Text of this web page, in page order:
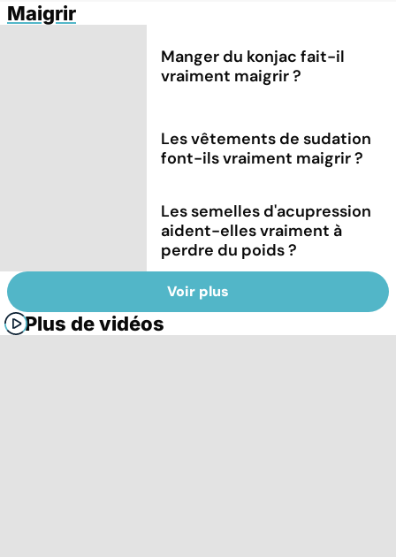
Maigrir
Manger du konjac fait-il
vraiment maigrir ?
Les vêtements de sudation
font-ils vraiment maigrir ?
Les semelles d'acupression
aident-elles vraiment à
perdre du poids ?
Voir plus
Plus de vidéos